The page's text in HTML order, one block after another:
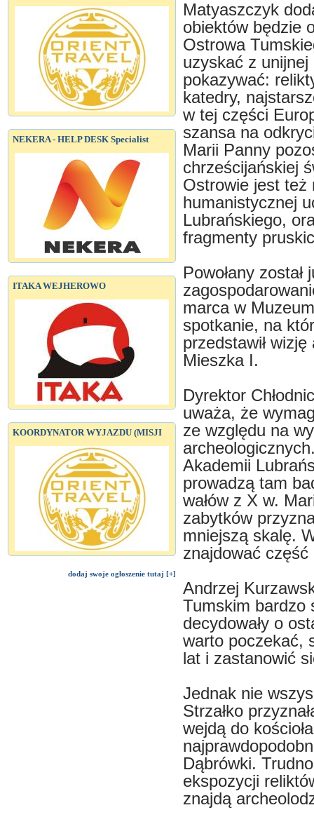
NEKERA - HELP DESK Specialist
ITAKA WEJHEROWO
KOORDYNATOR WYJAZDU (MISJI
dodaj swoje ogłoszenie tutaj [+]
Matyaszczyk
obiektów będzie
Ostrowa
uzyskać z
pokazywać:
katedry,
w tej części
szansa na
Marii Panny
chrześcijańskiej
Ostrowie jest też
humanistycznej
Lubrańskiego,
fragmenty
Powołany
marca w
spotkanie, na
przedstawił
Mieszka I.
Dyrektor
uważa, że
ze względu na
Akademii
prowadzą tam
wałów z X w.
zabytków
mniejszą skalę.
znajdować
Andrzej
Tumskim bardzo
decydowały o
warto poczekać,
lat i zastanowić
Jednak nie
Strzałko
wejdą do
Dąbrówki.
ekspozycji
znajdą